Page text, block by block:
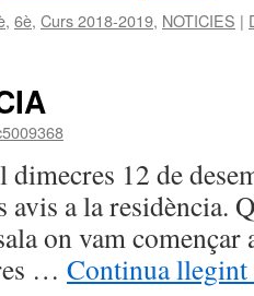
, 6è, Curs 2018-2019, NOTICIES |
12 de
avis a la residència.
on vam
… Continua llegint